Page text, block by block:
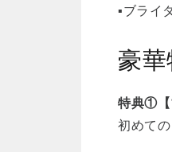
▪️ブライ
豪
特典①【
初めて